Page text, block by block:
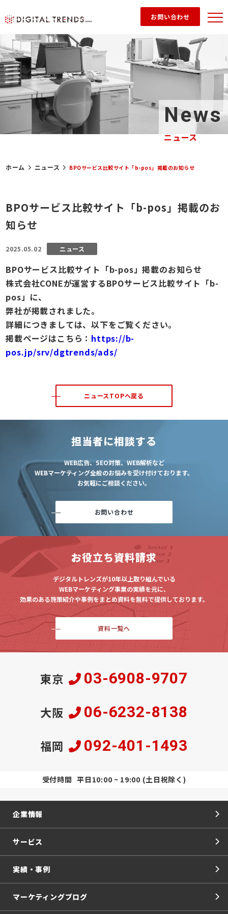
お問い合わせ
News
ニュース
ホーム ニュース BPOサービス比較サイト「b-pos」掲載のお知らせ
BPOサービス比較サイト「b-pos」掲載のお
知らせ
2025.05.02 ニュース
BPOサービス比較サイト「b-pos」掲載のお知らせ
株式会社CONEが運営するBPOサービス比較サイト「b-
pos」に、
弊社が掲載されました。
詳細につきましては、以下をご覧ください。
掲載ページはこちら： https://b-
pos.jp/srv/dgtrends/ads/
ニュースTOPへ戻る
担当者に相談する
WEB広告、SEO対策、WEB解析など
WEBマーケティング全般のお悩みを受け付けております。
お気軽にご相談ください。
お問い合わせ
お役立ち資料請求
デジタルトレンズが10年以上取り組んでいる
WEBマーケティング事業の実績を元に、
効果のある施策紹介や事例をまとめ資料を無料で提供しております。
資料一覧へ
東京 03-6908-9707
大阪 06-6232-8138
福岡 092-401-1493
受付時間 平日10:00 ~ 19:00 (土日祝除く)
企業情報
サービス
実績・事例
マーケティングブログ